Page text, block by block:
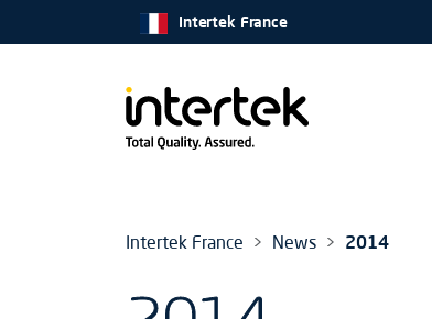
Intertek France
Intertek France News 2014